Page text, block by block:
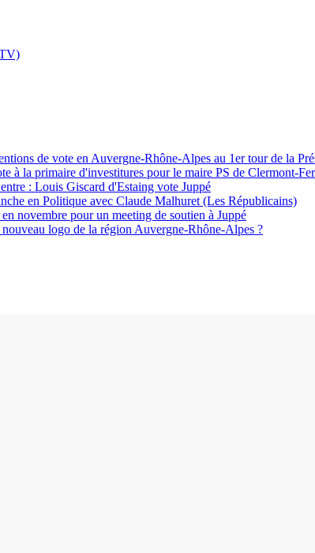
de vote en Auvergne-Rhône-Alpes au 1er tour de la
à la primaire d'investitures pour le maire PS de Clermont-
: Louis Giscard d'Estaing vote Juppé
en Politique avec Claude Malhuret (Les Républicains)
novembre pour un meeting de soutien à Juppé
logo de la région Auvergne-Rhône-Alpes ?